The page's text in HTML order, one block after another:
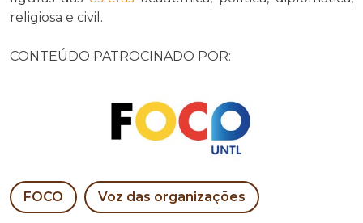
religiosa e civil.
CONTEÚDO PATROCINADO POR:
FOCO Voz das organizações